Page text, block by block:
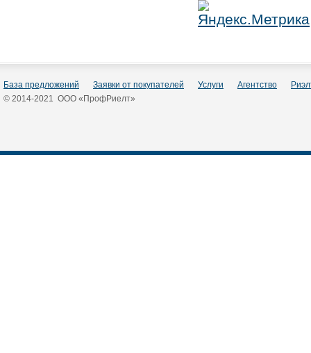
База предложений Заявки от покупателей Услуги Агентство
© 2014-2021 ООО «ПрофРиелт»